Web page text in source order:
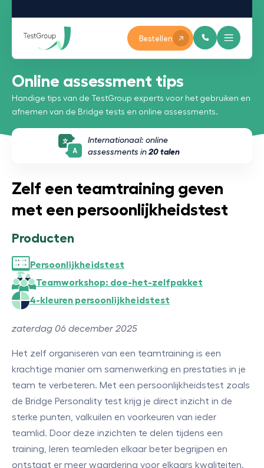
Bestellen
Online assessment tips
Handige tips van de TestGroup experts voor het gebruiken en
afnemen van de Bridge tests en online assessments.
Internationaal: online
assessments in 20 talen
Zelf een teamtraining geven
met een persoonlijkheidstest
Producten
Persoonlijkheidstest
Teamworkshop: doe-het-zelfpakket
4-kleuren persoonlijkheidstest
zaterdag 06 december 2025
Het zelf organiseren van een teamtraining is een
krachtige manier om samenwerking en prestaties in je
team te verbeteren. Met een persoonlijkheidstest zoals
de Bridge Personality test krijg je direct inzicht in de
sterke punten, valkuilen en voorkeuren van ieder
teamlid. Door deze inzichten te delen tijdens een
training, leren teamleden elkaar beter begrijpen en
ontstaat er meer waardering voor elkaars kwaliteiten.